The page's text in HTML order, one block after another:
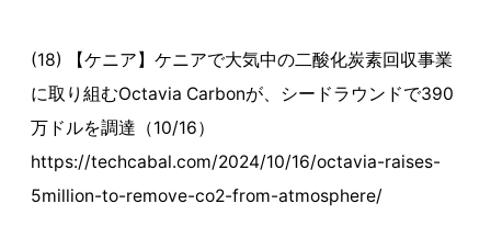
(18) 【ケニア】ケニアで大気中の二酸化炭素回収事業
に取り組むOctavia Carbonが、シードラウンドで390
万ドルを調達（10/16）
https://techcabal.com/2024/10/16/octavia-raises-
5million-to-remove-co2-from-atmosphere/